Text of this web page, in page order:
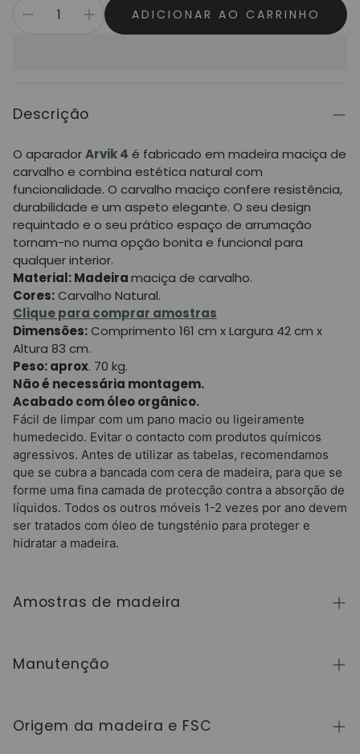
ADICIONAR AO CARRINHO
Descrição
O aparadorArvik 4 é fabricado em madeira maciça de
carvalho e combina estética natural com
funcionalidade. O carvalho maciço confere resistência,
durabilidade e um aspeto elegante. O seu design
requintado e o seu prático espaço de arrumação
tornam-no numa opção bonita e funcional para
qualquer interior.
Material: Madeiramaciça de carvalho.
Cores:Carvalho Natural.
Clique para comprar amostras
Dimensões:Comprimento 161 cm x Largura 42 cm x
Altura 83 cm.
Peso: aprox. 70 kg.
Não é necessária montagem.
Acabado com óleo orgânico.
Fácil de limpar com um pano macio ou ligeiramente
humedecido. Evitar o contacto com produtos químicos
agressivos. Antes de utilizar as tabelas, recomendamos
que se cubra a bancada com cera de madeira, para que se
forme uma fina camada de protecção contra a absorção de
líquidos. Todos os outros móveis 1-2 vezes por ano devem
ser tratados com óleo de tungsténio para proteger e
hidratar a madeira.
Amostras de madeira
coleção NordicStory, clique
Manutenção
apreciado pelo seu caráter autêntico e pela sua
beleza que evolui com o tempo. Para a manter em
Origem da madeira e FSC